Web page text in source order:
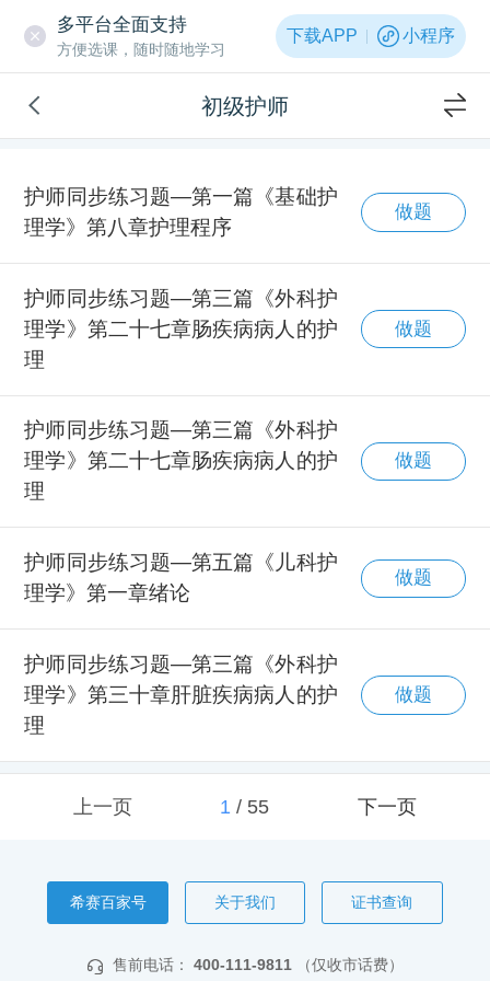
多平台全面支持
方便选课，随时随地学习
下载APP 小程序
初级护师
护师同步练习题—第一篇《基础护
理学》第八章护理程序
做题
护师同步练习题—第三篇《外科护
理学》第二十七章肠疾病病人的护
理
做题
护师同步练习题—第三篇《外科护
理学》第二十七章肠疾病病人的护
理
做题
护师同步练习题—第五篇《儿科护
理学》第一章绪论
做题
护师同步练习题—第三篇《外科护
理学》第三十章肝脏疾病病人的护
理
做题
上一页 1/ 55 下一页
希赛百家号 关于我们 证书查询
售前电话： 400-111-9811 （仅收市话费）